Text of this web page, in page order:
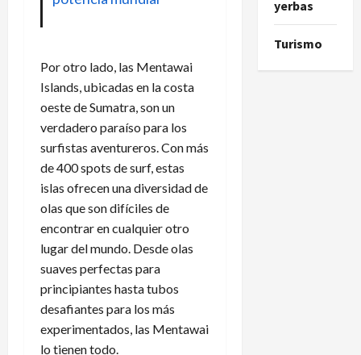
Por otro lado, las Mentawai
Islands, ubicadas en la costa
oeste de Sumatra, son un
verdadero paraíso para los
surfistas aventureros. Con más
de 400 spots de surf, estas
islas ofrecen una diversidad de
olas que son difíciles de
encontrar en cualquier otro
lugar del mundo. Desde olas
suaves perfectas para
principiantes hasta tubos
desafiantes para los más
experimentados, las Mentawai
lo tienen todo.
yerbas
Turismo